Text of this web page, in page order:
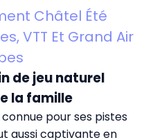
Châtel Été
VTT Et Grand Air
de jeu naturel
la famille
pour ses pistes
aussi captivante en